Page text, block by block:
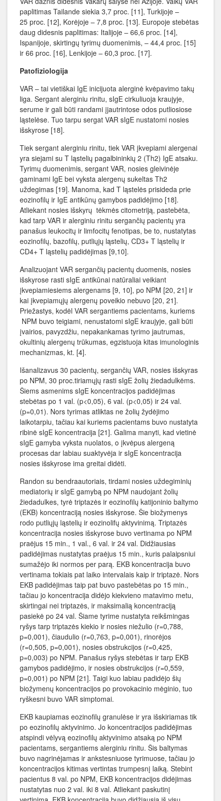
paplitimas Tailande siekia 3,7 proc. [11], Turkijoje –
25 proc. [12], Korėjoje – 7,8 proc. [13]. Europoje stebėtas
daug didesnis paplitimas: Italijoje – 66,6 proc. [14],
Ispanijoje, skirtingų tyrimų duomenimis, – 44,4 proc. [15]
ir 66 proc. [16], Lenkijoje – 60,3 proc. [17].
Patofiziologija
VAR – tai vietiškai IgE inicijuota alerginė kvėpavimo takų
liga. Sergant alerginiu rinitu, sIgE cirkuliuoja kraujyje,
serume ir gali būti randami įjautrintose odos putliosiose
ląstelėse. Tuo tarpu sergat VAR sIgE nustatomi nosies
išskyrose [18].
Tiek sergant alerginiu rinitu, tiek VAR įkvepiami alergenai
yra siejami su T ląstelių pagalbininkių 2 (Th2) IgE atsaku.
Tyrimų duomenimis, sergant VAR, nosies gleivinėje
gaminami IgE bei vyksta alergenų sukeltas Th2
uždegimas [19]. Manoma, kad T ląstelės prisideda prie
eozinofilų ir IgE antikūnų gamybos padidėjimo [18].
Atliekant nosies išskyrų tėkmės citometriją, pastebėta,
kad tarp VAR ir alerginiu rinitu sergančių pacientų yra
panašus leukocitų ir limfocitų fenotipas, be to, nustatytas
eozinofilų, bazofilų, putliųjų ląstelių, CD3+ T ląstelių ir
CD4+ T ląstelių padidėjimas [9,10].
Analizuojant VAR sergančių pacientų duomenis, nosies
išskyrose rasti sIgE antikūnai natūraliai veikiant
įkvepiamiesiems alergenams [9, 10], po NPM [20, 21] ir
kai įkvepiamųjų alergenų poveikio nebuvo [20, 21].
Priežastys, kodėl VAR sergantiems pacientams, kuriems
NPM buvo teigiami, nenustatomi sIgE kraujyje, gali būti
įvairios, pavyzdžiu, nepakankamas tyrimo jautrumas,
okultinių alergenų trūkumas, egzistuoja kitas imunologinis
mechanizmas, kt. [4].
Išanalizavus 30 pacientų, sergančių VAR, nosies išskyras
po NPM, 30 proc.tiriamųjų rasti sIgE žolių žiedadulkėms.
Šiems asmenims sIgE koncentracijos padidėjimas
stebėtas po 1 val. (p<0,05), 6 val. (p<0,05) ir 24 val.
(p=0,01). Nors tyrimas atliktas ne žolių žydėjimo
laikotarpiu, tačiau kai kuriems pacientams buvo nustatyta
ribinė sIgE koncentracija [21]. Galima manyti, kad vietinė
sIgE gamyba vyksta nuolatos, o įkvėpus alergeną
procesas dar labiau suaktyvėja ir sIgE koncentracija
nosies išskyrose ima greitai didėti.
Randon su bendraautoriais, tirdami nosies uždegiminių
mediatorių ir sIgE gamybą po NPM naudojant žolių
žiedadulkes, tyrė triptazės ir eozinofilų katijoninio baltymo
(EKB) koncentraciją nosies išskyrose. Šie biožymenys
rodo putliųjų ląstelių ir eozinolifų aktyvinimą. Triptazės
koncentracija nosies išskyrose buvo vertinama po NPM
praėjus 15 min., 1 val., 6 val. ir 24 val. Didžiausias
padidėjimas nustatytas praėjus 15 min., kuris palaipsniui
sumažėjo iki normos per parą. EKB koncentracija buvo
vertinama tokiais pat laiko intervalais kaip ir triptazė. Nors
EKB padidėjimas taip pat buvo pastebėtas po 15 min.,
tačiau jo koncentracija didėjo kiekvieno matavimo metu,
skirtingai nei triptazės, ir maksimalią koncentraciją
pasiekė po 24 val. Šiame tyrime nustatyta reikšmingas
ryšys tarp triptazės kiekio ir nosies niežulio (r=0,788,
p=0,001), čiaudulio (r=0,763, p=0,001), rinorėjos
(r=0,505, p=0,001), nosies obstrukcijos (r=0,425,
p=0,003) po NPM. Panašus ryšys stebėtas ir tarp EKB
gamybos padidėjimo, ir nosies obstrukcijos (r=0,559,
p=0,001) po NPM [21]. Taigi kuo labiau padidėjo šių
biožymenų koncentracijos po provokacinio mėginio, tuo
ryškesni buvo VAR simptomai.
EKB kaupiamas eozinofilų granulėse ir yra išskiriamas tik
po eozinofilų aktyvinimo. Jo koncentracijos padidėjimas
atspindi vėlyvą eozinofilų aktyvinimo atsaką po NPM
pacientams, sergantiems alerginiu rinitu. Šis baltymas
buvo nagrinėjamas ir ankstesniuose tyrimuose, tačiau jo
koncentracijos kitimas vertintas trumpesnį laiką. Stebint
pacientus 8 val. po NPM, EKB koncentracijos didėjimas
nustatytas nuo 2 val. iki 8 val. Atliekant paskutinį